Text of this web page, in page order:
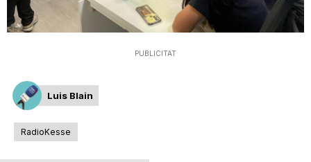
PUBLICITAT
Luis Blain
RadioKesse